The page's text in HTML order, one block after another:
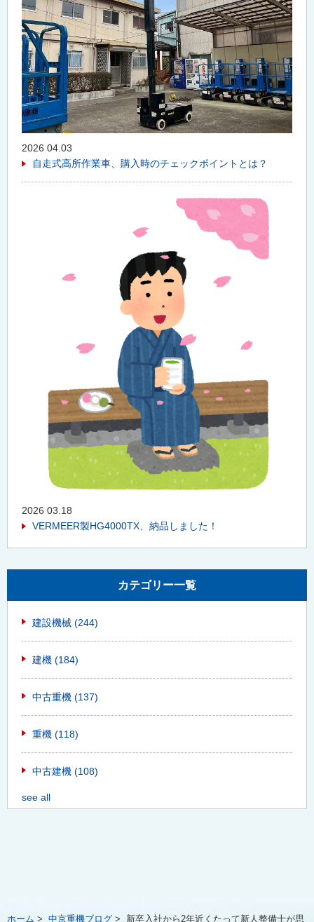
2026 04.03
自走式高所作業車、購入時のチェックポイントとは？
2026 03.18
VERMEER製HG4000TX、納品しました！
カテゴリー一覧
建設機械 (244)
建機 (184)
中古重機 (137)
重機 (118)
中古建機 (108)
see all
ホーム > 中京重機ブログ > 新卒入社から2年近くたって新人整備士が思